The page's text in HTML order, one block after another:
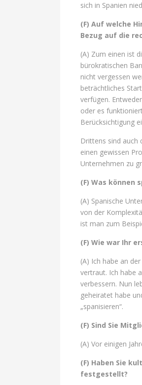
sich in Spanien
(F) Auf welche
Bezug auf die
(A) Zum einen ist
bürokratischen
nicht vergessen
beträchtliches
verfügen.
oder es
Berücksichtigung
Drittens sind auch
einen gewissen
Unternehmen zu
(F) Was können
(A) Spanische
von der
ist man zum
(F) Wie war Ihr
(A) Ich habe an
vertraut. Ich habe
verbessern. Nun
geheiratet habe
„spanisieren“.
(F) Sind Sie
(A) Vor einigen
(F) Haben Sie
festgestellt?